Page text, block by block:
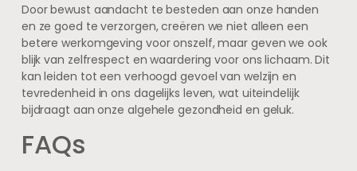
Door bewust aandacht te besteden aan onze handen
en ze goed te verzorgen, creëren we niet alleen een
betere werkomgeving voor onszelf, maar geven we ook
blijk van zelfrespect en waardering voor ons lichaam. Dit
kan leiden tot een verhoogd gevoel van welzijn en
tevredenheid in ons dagelijks leven, wat uiteindelijk
bijdraagt aan onze algehele gezondheid en geluk.
FAQs